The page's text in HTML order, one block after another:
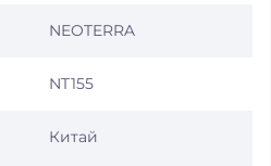
NEOTERRA
NT155
Китай